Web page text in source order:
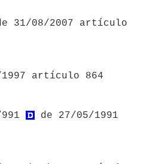
1997 artículo 864
de 27/05/1991